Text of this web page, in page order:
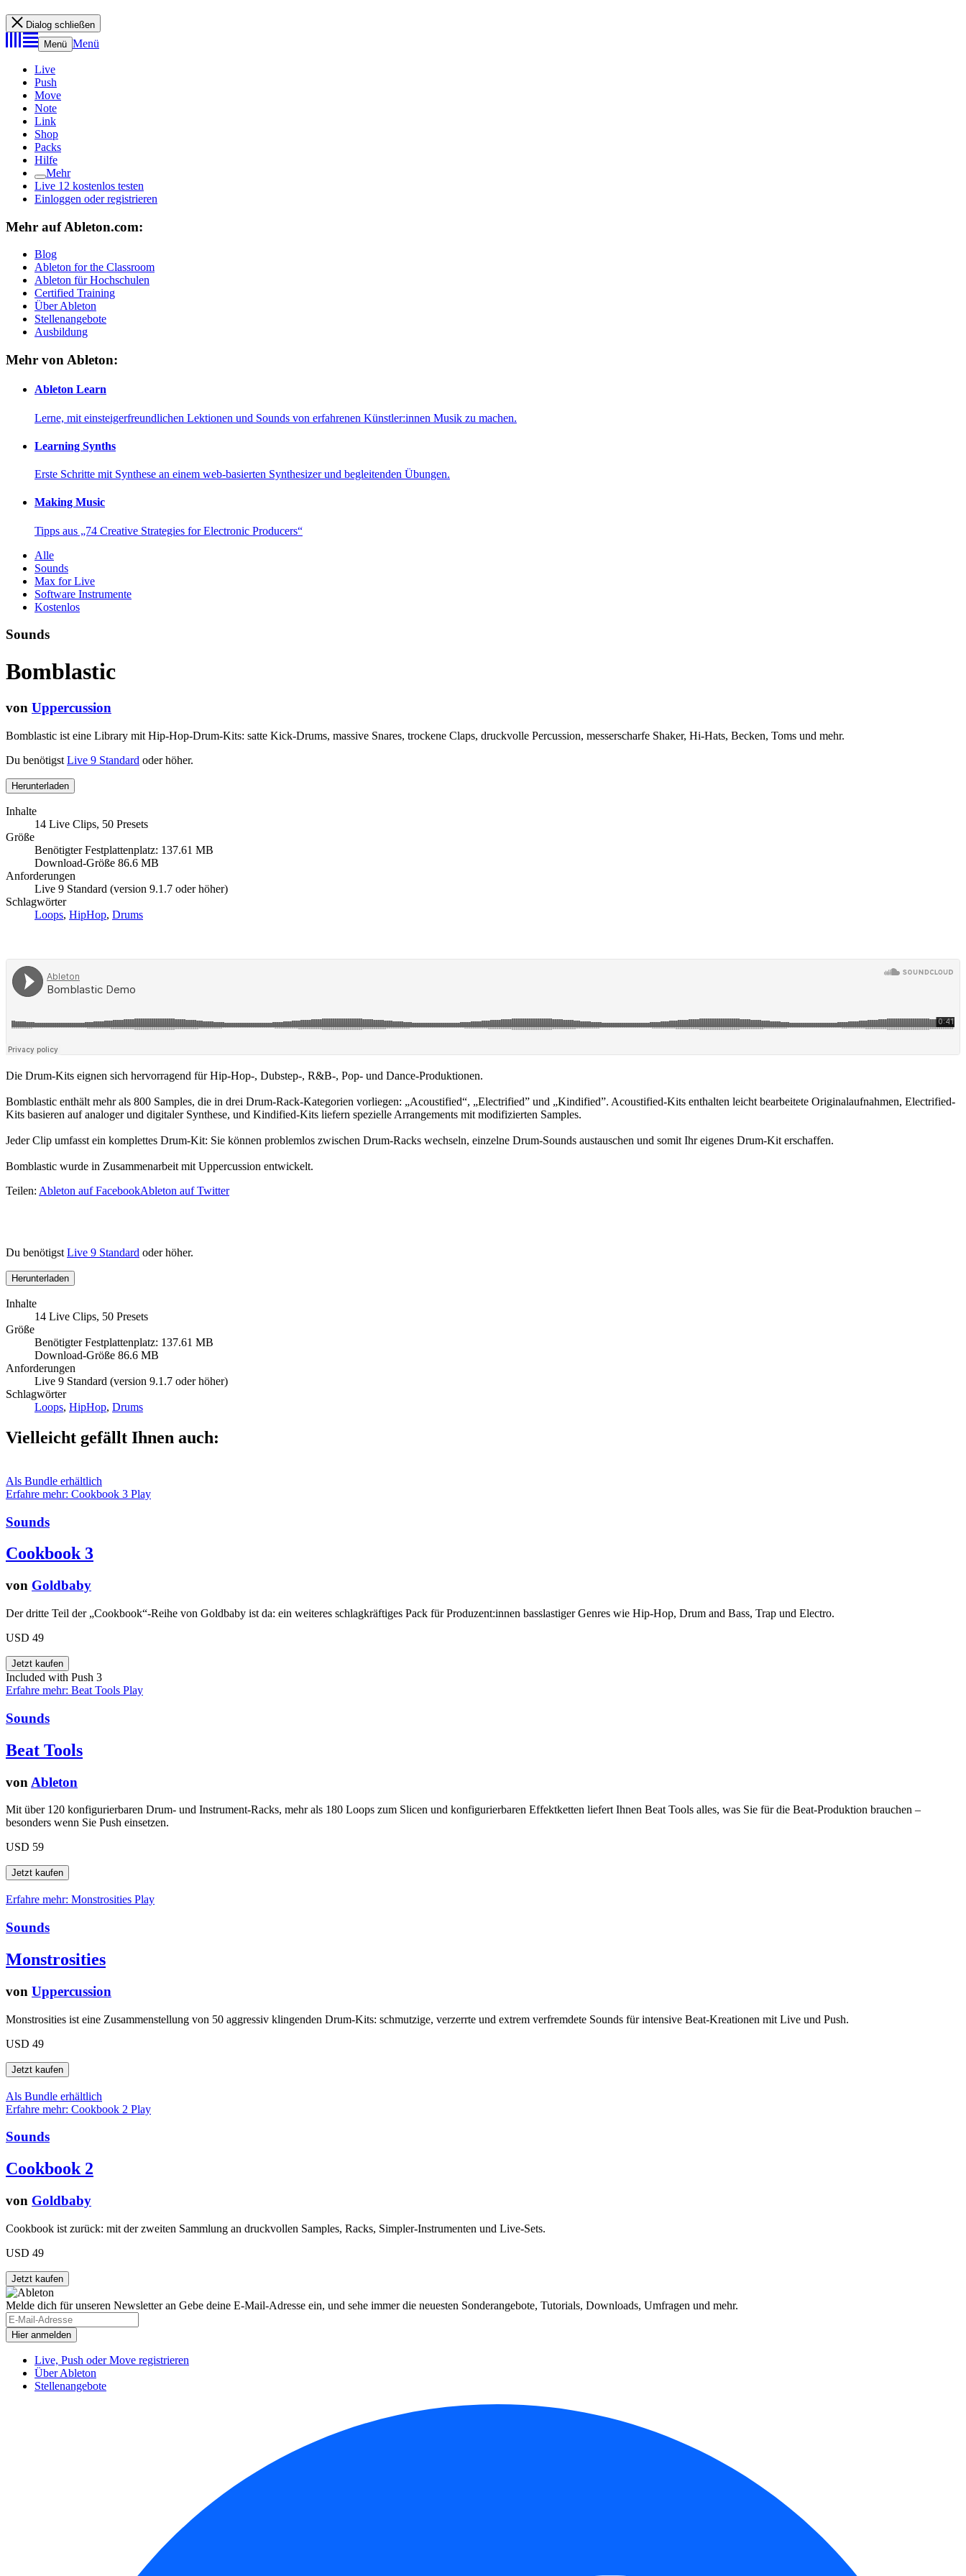
Dialog schließen
Menü Menü
Live
Push
Move
Note
Link
Shop
Packs
Hilfe
Mehr
Live 12 kostenlos testen
Einloggen oder registrieren
Mehr auf Ableton.com:
Blog
Ableton for the Classroom
Ableton für Hochschulen
Certified Training
Über Ableton
Stellenangebote
Ausbildung
Mehr von Ableton:
Ableton Learn
Lerne, mit einsteigerfreundlichen Lektionen und Sounds von erfahrenen Künstler:innen Musik zu machen.
Learning Synths
Erste Schritte mit Synthese an einem web-basierten Synthesizer und begleitenden Übungen.
Making Music
Tipps aus „74 Creative Strategies for Electronic Producers“
Alle
Sounds
Max for Live
Software Instrumente
Kostenlos
Sounds
Bomblastic
von Uppercussion
Bomblastic ist eine Library mit Hip-Hop-Drum-Kits: satte Kick-Drums, massive Snares, trockene Claps, druckvolle Percussion, messerscharfe Shaker, Hi-Hats, Becken, Toms und mehr.
Du benötigst Live 9 Standard oder höher.
Herunterladen
Inhalte
14 Live Clips, 50 Presets
Größe
Benötigter Festplattenplatz: 137.61 MB
Download-Größe 86.6 MB
Anforderungen
Live 9 Standard (version 9.1.7 oder höher)
Schlagwörter
Loops, HipHop, Drums
Die Drum-Kits eignen sich hervorragend für Hip-Hop-, Dubstep-, R&B-, Pop- und Dance-Produktionen.
Bomblastic enthält mehr als 800 Samples, die in drei Drum-Rack-Kategorien vorliegen: „Acoustified“, „Electrified” und „Kindified”. Acoustified-Kits enthalten leicht bearbeitete Originalaufnahmen, Electrified-
Kits basieren auf analoger und digitaler Synthese, und Kindified-Kits liefern spezielle Arrangements mit modifizierten Samples.
Jeder Clip umfasst ein komplettes Drum-Kit: Sie können problemlos zwischen Drum-Racks wechseln, einzelne Drum-Sounds austauschen und somit Ihr eigenes Drum-Kit erschaffen.
Bomblastic wurde in Zusammenarbeit mit Uppercussion entwickelt.
Teilen: Ableton auf FacebookAbleton auf Twitter
Du benötigst Live 9 Standard oder höher.
Herunterladen
Inhalte
14 Live Clips, 50 Presets
Größe
Benötigter Festplattenplatz: 137.61 MB
Download-Größe 86.6 MB
Anforderungen
Live 9 Standard (version 9.1.7 oder höher)
Schlagwörter
Loops, HipHop, Drums
Vielleicht gefällt Ihnen auch:
Als Bundle erhältlich
Erfahre mehr: Cookbook 3 Play
Sounds
Cookbook 3
von Goldbaby
Der dritte Teil der „Cookbook“-Reihe von Goldbaby ist da: ein weiteres schlagkräftiges Pack für Produzent:innen basslastiger Genres wie Hip-Hop, Drum and Bass, Trap und Electro.
USD 49
Included with Push 3
Erfahre mehr: Beat Tools Play
Sounds
Beat Tools
von Ableton
Mit über 120 konfigurierbaren Drum- und Instrument-Racks, mehr als 180 Loops zum Slicen und konfigurierbaren Effektketten liefert Ihnen Beat Tools alles, was Sie für die Beat-Produktion brauchen –
besonders wenn Sie Push einsetzen.
USD 59
Erfahre mehr: Monstrosities Play
Sounds
Monstrosities
von Uppercussion
Monstrosities ist eine Zusammenstellung von 50 aggressiv klingenden Drum-Kits: schmutzige, verzerrte und extrem verfremdete Sounds für intensive Beat-Kreationen mit Live und Push.
USD 49
Als Bundle erhältlich
Erfahre mehr: Cookbook 2 Play
Sounds
Cookbook 2
von Goldbaby
Cookbook ist zurück: mit der zweiten Sammlung an druckvollen Samples, Racks, Simpler-Instrumenten und Live-Sets.
USD 49
Melde dich für unseren Newsletter an Gebe deine E-Mail-Adresse ein, und sehe immer die neuesten Sonderangebote, Tutorials, Downloads, Umfragen und mehr.
Live, Push oder Move registrieren
Über Ableton
Stellenangebote